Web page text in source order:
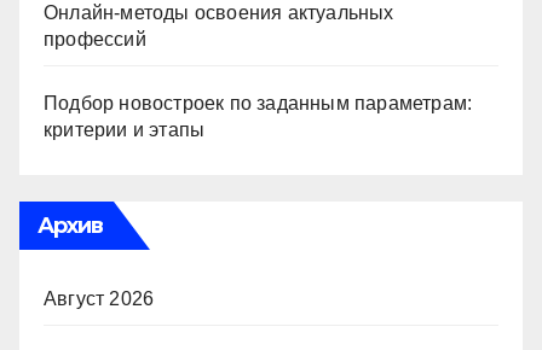
Онлайн-методы освоения актуальных
профессий
Подбор новостроек по заданным параметрам:
критерии и этапы
Архив
Август 2026